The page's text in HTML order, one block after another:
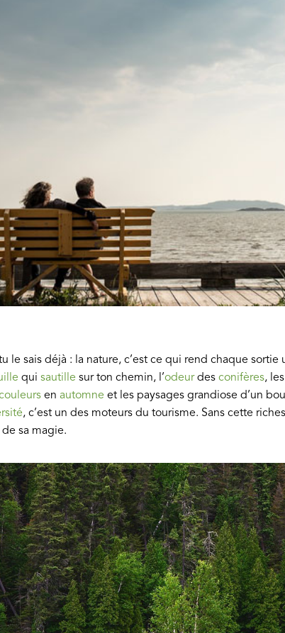
le sais déjà : la nature, c’est ce qui rend chaque sortie
qui sautille sur ton chemin, l’odeurdes conifères,
en automne et les paysages grandiose d’un
, c’est un des moteurs du tourisme. Sans cette
sa magie.